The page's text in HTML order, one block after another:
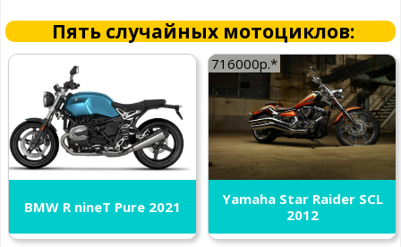
Пять случайных мотоциклов:
BMW R nineT Pure 2021
716000р.*
Yamaha Star Raider SCL
2012